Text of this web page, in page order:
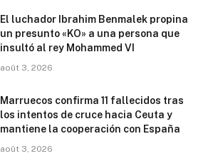
El luchador Ibrahim Benmalek propina
un presunto «KO» a una persona que
insultó al rey Mohammed VI
août 3, 2026
Marruecos confirma 11 fallecidos tras
los intentos de cruce hacia Ceuta y
mantiene la cooperación con España
août 3, 2026